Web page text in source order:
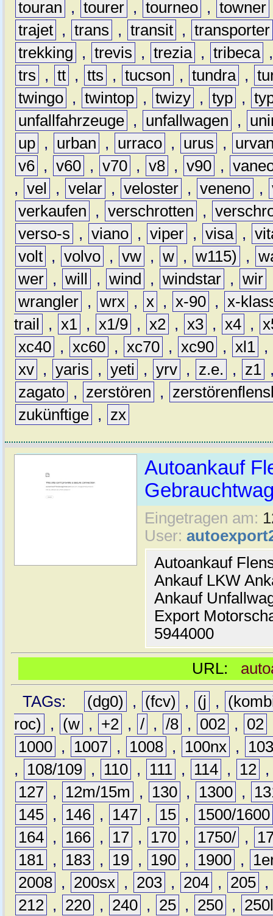
touran , tourer , tourneo , towner
trajet , trans , transit , transporter
trekking
, trevis , trezia , tribeca
trs
, tt , tts , tucson , tundra ,
twingo , twintop , twizy , typ ,
unfallfahrzeuge , unfallwagen ,
up , urban , urraco , urus ,
v6 , v60 , v70 , v8 , v90 ,
, vel , velar , veloster , veneno ,
verkaufen
, verschrotten ,
verso-s
, viano , viper , visa ,
volt , volvo , vw , w , w115) ,
wer , will , wind , windstar , wir
wrangler , wrx , x , x-90 , x-
trail
, x1 , x1/9 , x2 , x3 , x4 ,
xc40 , xc60 , xc70 , xc90 , xl1 ,
xv , yaris , yeti , yrv , z.e. , z1
zagato , zerstören ,
zukünftige , zx
Autoankauf
Eingetragen am:
User:
Autoankauf
Ankauf LKW
Ankauf
Export
5944000
URL:
TAGs:
(dg0) , (fcv) , (j ,
roc)
, (w , +2 , / , /8 , 002 , 02
1000 , 1007 , 1008 , 100nx ,
,
108/109 , 110 , 111 , 114 , 12
127 , 12m/15m , 130 , 1300 ,
145 , 146 , 147 , 15 ,
1500/1600
164 , 166 , 17 , 170 , 1750/ ,
181 , 183 , 19 , 190 , 1900 ,
2008 , 200sx , 203 , 204 , 205 ,
212 , 220 , 240 , 25 , 250 ,